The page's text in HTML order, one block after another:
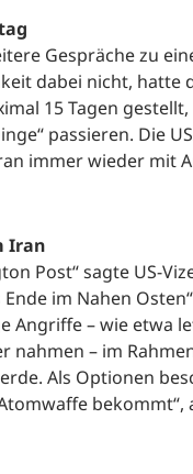
Gespräche zu
dabei nicht, hatte
15 Tagen
passieren. Die
immer wieder mit
Iran
Post“ sagte US-
im Nahen
Angriffe – wie etwa
nahmen – im
Als Optionen